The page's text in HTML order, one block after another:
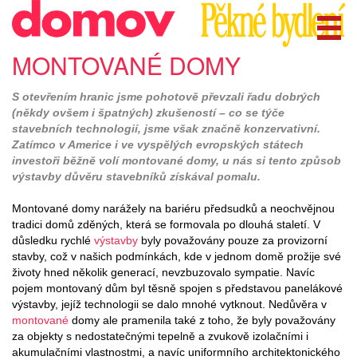
MONTOVANÉ DOMY
S otevřením hranic jsme pohotově převzali řadu dobrých
(někdy ovšem i špatných) zkušeností – co se týče
stavebních technologií, jsme však značně konzervativní.
Zatímco v Americe i ve vyspělých evropských státech
investoři běžně volí montované domy, u nás si tento způsob
výstavby důvěru stavebníků získával pomalu.
Montované domy narážely na bariéru předsudků a neochvějnou
tradici domů zděných, která se formovala po dlouhá staletí. V
důsledku rychlé výstavby byly považovány pouze za provizorní
stavby, což v našich podmínkách, kde v jednom domě prožije své
životy hned několik generací, nevzbuzovalo sympatie. Navíc
pojem montovaný dům byl těsně spojen s představou panelákové
výstavby, jejíž technologii se dalo mnohé vytknout. Nedůvěra v
montované domy ale pramenila také z toho, že byly považovány
za objekty s nedostatečnými tepelně a zvukově izolačními i
akumulačními vlastnostmi, a navíc uniformního architektonického